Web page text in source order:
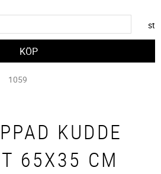
st
1059
KUDDE
65X35 CM